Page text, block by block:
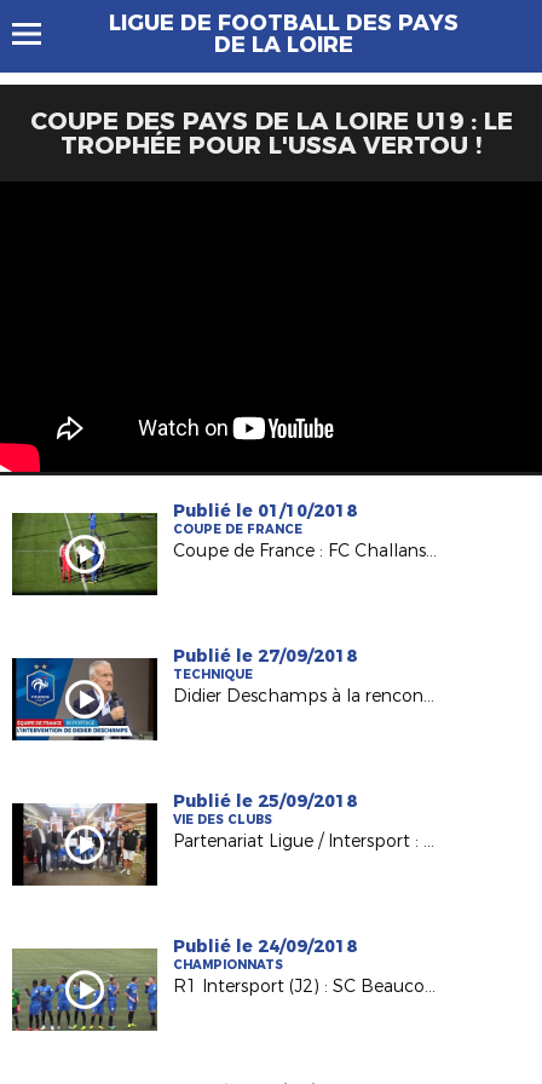
LIGUE DE FOOTBALL DES PAYS
DE LA LOIRE
COUPE DES PAYS DE LA LOIRE U19 : LE
TROPHÉE POUR L'USSA VERTOU !
Publié le 01/10/2018
COUPE DE FRANCE
Coupe de France : FC Challans / RC La Flèche, le résumé !
Publié le 27/09/2018
TECHNIQUE
Didier Deschamps à la rencontre de nos techniciens
Publié le 25/09/2018
VIE DES CLUBS
Partenariat Ligue / Intersport : du bonus pour les clubs !
Publié le 24/09/2018
CHAMPIONNATS
R1 Intersport (J2) : SC Beaucouzé / VS Ferté-Bernard